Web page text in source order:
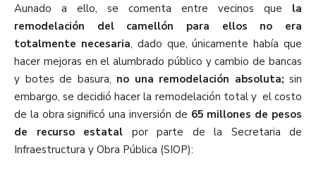
Aunado a ello, se comenta entre vecinos que la
remodelación del camellón para ellos no era
totalmente necesaria, dado que, únicamente había que
hacer mejoras en el alumbrado público y cambio de bancas
y botes de basura, no una remodelación absoluta; sin
embargo, se decidió hacer la remodelación total y el costo
de la obra significó una inversión de 65 millones de pesos
de recurso estatal por parte de la Secretaria de
Infraestructura y Obra Pública (SIOP):